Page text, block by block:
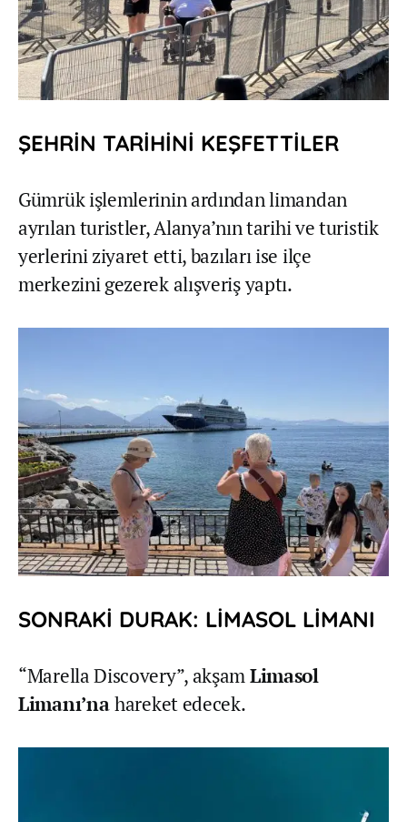
ŞEHRİN TARİHİNİ KEŞFETTİLER
Gümrük işlemlerinin ardından limandan
ayrılan turistler, Alanya’nın tarihi ve turistik
yerlerini ziyaret etti, bazıları ise ilçe
merkezini gezerek alışveriş yaptı.
SONRAKİ DURAK: LİMASOL LİMANI
“Marella Discovery”, akşamLimasol
Limanı’nahareket edecek.